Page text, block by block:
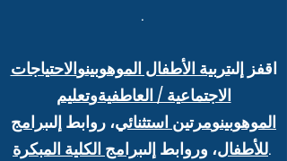
.
اقفز إلىتربية الأطفال الموهوبينوالاحتياجات
الاجتماعية / العاطفيةوتعليم
الموهوبينومرتين استثنائي، روابط إلىبرامج
للأطفال، وروابط إلىبرامج الكلية المبكرة .